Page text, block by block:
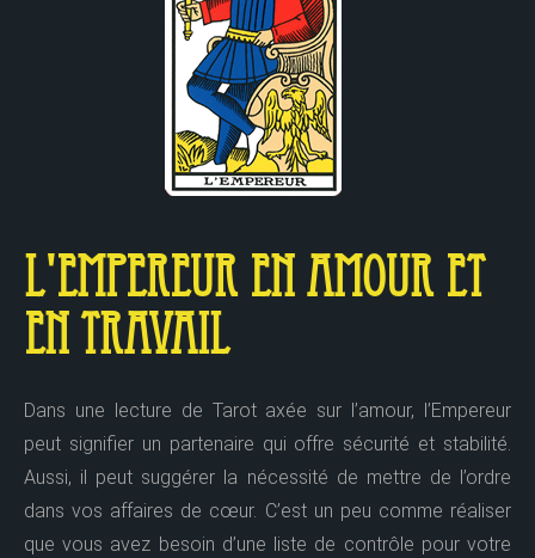
L'Empereur en Amour et
en Travail
Dans une lecture de Tarot axée sur l’amour, l’Empereur
peut signifier un partenaire qui offre sécurité et stabilité.
Aussi, il peut suggérer la nécessité de mettre de l’ordre
dans vos affaires de cœur. C’est un peu comme réaliser
que vous avez besoin d’une liste de contrôle pour votre